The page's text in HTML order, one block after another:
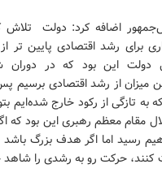
اضافه کرد: دولت تلاش
دولت این بود که در دوران
این میزان از رشد اقتصادی
به تازگی از رکود خارج شده‌ایم
مقام معظم رهبری این بود
رسید اما اگر هدف بزرگ
حرکت رو به رشدی را شاهد